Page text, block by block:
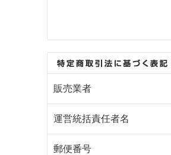
販売業者
運営統括責任者名
郵便番号